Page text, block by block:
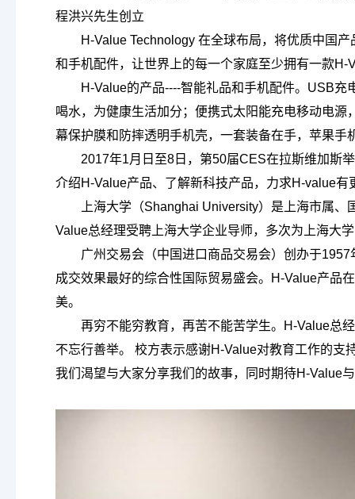
程洪兴先生创立
H-Value Technology 在全球布局，将优质中国
和手机配件，让世界上的每一个家庭至少拥有一款H-
H-Value的产品----智能礼品和手机配件。USB
喝水，为健康生活加分；便携式太阳能充电移动电
幕保护膜和防摔透明手机壳，一套装备在手，苹果手
2017年1月日至8日，第50届CES在拉斯维加斯
介绍H-Value产品、了解新科技产品，力求H-value有
上海大学（Shanghai University）是上海市属
Value总经理受聘上海大学企业导师，多次为上海大
广州交易会（中国进口商品交易会）创办于
成交效果最好的综合性国际贸易盛会。H-Value产品
美。
再穷不能穷教育，再苦不能苦学生。H-Value总
不忘行善举。 校方表示感谢H-Value对教育工作的
我们渴望与大家分享我们的故事，同时期待H-Value